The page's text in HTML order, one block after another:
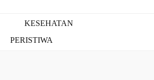
KESEHATAN
PERISTIWA